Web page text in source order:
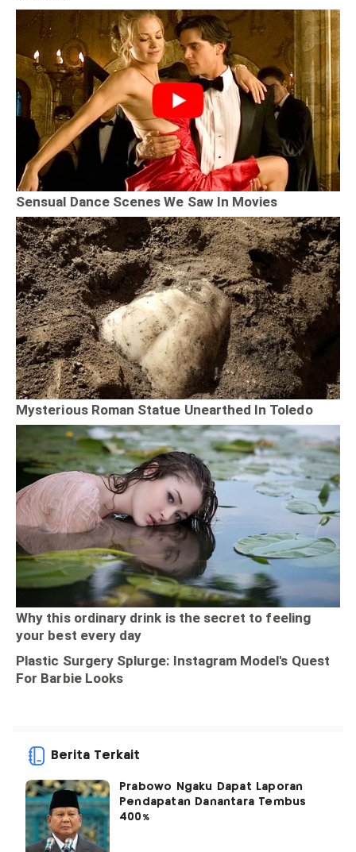
Berita Terkait
Prabowo Ngaku Dapat Laporan
Pendapatan Danantara Tembus
400%